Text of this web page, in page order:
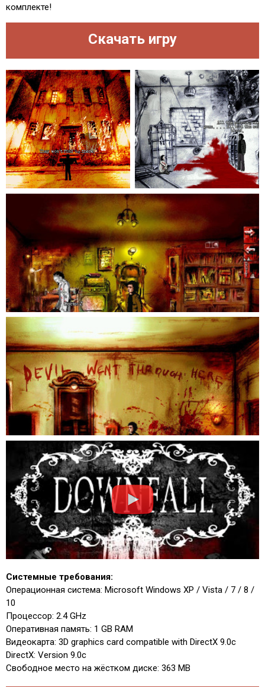
комплекте!
Скачать игру
Системные требования:
Операционная система: Microsoft Windows XP / Vista / 7 / 8 /
10
Процессор: 2.4 GHz
Оперативная память: 1 GB RAM
Видеокарта: 3D graphics card compatible with DirectX 9.0c
DirectX: Version 9.0c
Свободное место на жёстком диске: 363 MB